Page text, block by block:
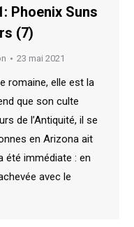
Phoenix Suns
(7)
23 mai 2021
romaine, elle est la
que son culte
de l’Antiquité, il se
en Arizona ait
été immédiate : en
avec le